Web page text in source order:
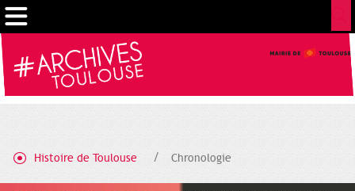
Histoire de Toulouse Chronologie
Gestion de vos préférences sur les cookies